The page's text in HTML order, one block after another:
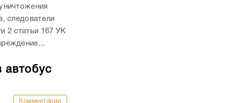
следователи
2 статьи 167 УК
автобус
Комментарии